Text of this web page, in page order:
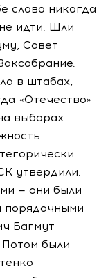
слово никогда
идти. Шли
Совет
в штабах,
«Отечество»
выборах
утвердили.
— они были
порядочными
Багмут
были